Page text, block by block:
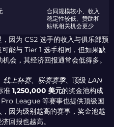
合同规模较小、收入
稳定性较低、赞助和
贴纸相关机会更少
因为 CS2 选手的收入与俱乐部预
能与 Tier 1 选手相同，但如果缺
会，其经济回报通常会低得多。
线上杯赛、 联赛赛季、顶级 LAN
准 1,250,000 美元的奖金池构成
League 等赛事也提供顶级国
因为级别越高的赛事，奖金池越
回报也越高。